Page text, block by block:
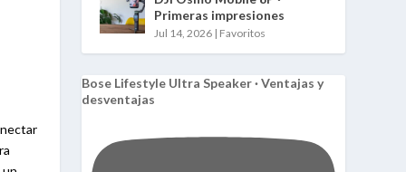
Primeras impresiones
Jul 14, 2026 | Favoritos
Bose Lifestyle Ultra Speaker · Ventajas y
desventajas